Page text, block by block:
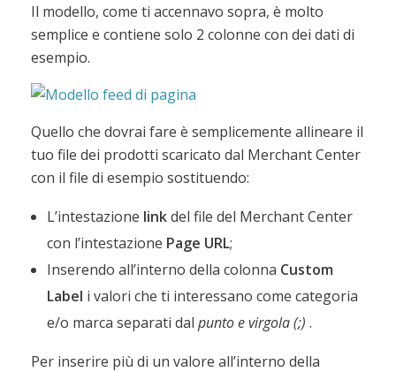
Il modello, come ti accennavo sopra, è molto
semplice e contiene solo 2 colonne con dei dati di
esempio.
Quello che dovrai fare è semplicemente allineare il
tuo file dei prodotti scaricato dal Merchant Center
con il file di esempio sostituendo:
L’intestazione linkdel file del Merchant Center
con l’intestazione Page URL;
Inserendo all’interno della colonna Custom
Label i valori che ti interessano come categoria
e/o marca separati dal punto e virgola (;) .
Per inserire più di un valore all’interno della